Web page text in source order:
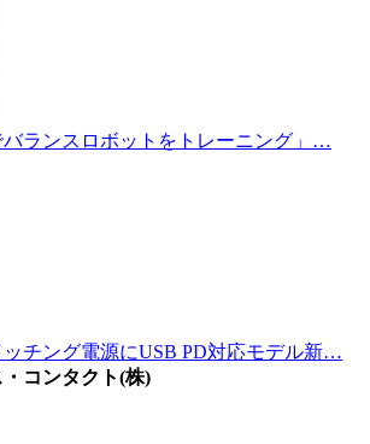
バランスロボットをトレーニング」…
チング電源にUSB PD対応モデル新…
コンタクト(株)